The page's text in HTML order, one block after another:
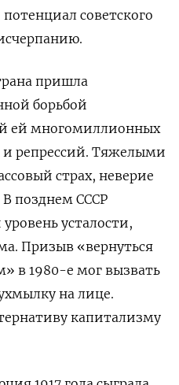
советского
пришла
борьбой
ей многомиллионных
репрессий. Тяжелыми
страх, неверие
В позднем СССР
усталости,
Призыв «вернуться
в 1980-е мог вызвать
на лице.
капитализму